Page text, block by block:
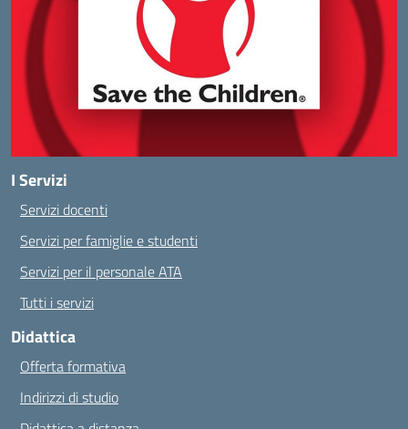
I Servizi
Servizi docenti
Servizi per famiglie e studenti
Servizi per il personale ATA
Tutti i servizi
Didattica
Offerta formativa
Indirizzi di studio